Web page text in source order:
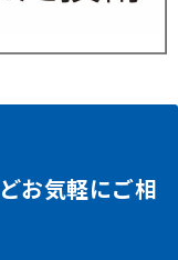
お気軽にご相